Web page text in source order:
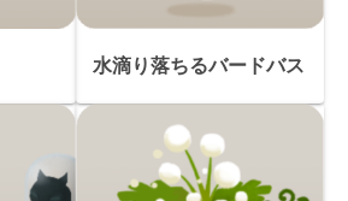
水滴り落ちるバードバス